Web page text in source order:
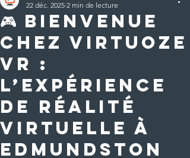
🎮 Bienvenue
chez Virtuoze
VR :
l’expérience
de réalité
virtuelle à
Edmundston
22 déc. 2025 2 min de lecture